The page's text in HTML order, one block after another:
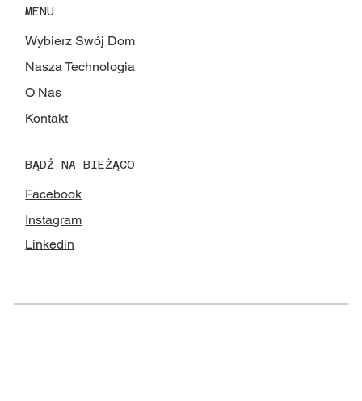
MENU
Wybierz Swój Dom
Nasza Technologia
O Nas
Kontakt
BĄDŹ NA BIEŻĄCO
Facebook
Instagram
Linkedin